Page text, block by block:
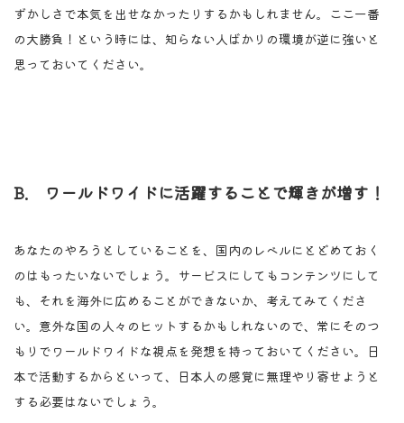
ずかしさで本気を出せなかったりするかもしれません。ここ一番
の大勝負！という時には、知らない人ばかりの環境が逆に強いと
思っておいてください。
B. ワールドワイドに活躍することで輝きが増す！
あなたのやろうとしていることを、国内のレベルにとどめておく
のはもったいないでしょう。サービスにしてもコンテンツにして
も、それを海外に広めることができないか、考えてみてくださ
い。意外な国の人々のヒットするかもしれないので、常にそのつ
もりでワールドワイドな視点を発想を持っておいてください。日
本で活動するからといって、日本人の感覚に無理やり寄せようと
する必要はないでしょう。